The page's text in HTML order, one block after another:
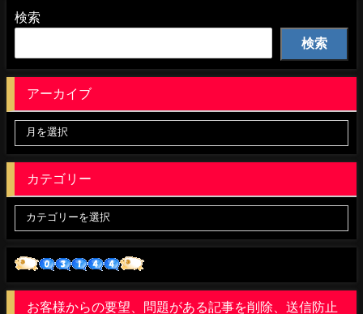
検索
検索
アーカイブ
カテゴリー
お客様からの要望、問題がある記事を削除、送信防止